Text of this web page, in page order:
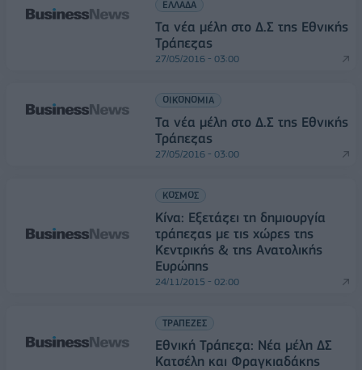
ΕΛΛΑΔΑ
Τα νέα μέλη στο Δ.Σ της Εθνικής
Τράπεζας
27/05/2016 - 03:00
ΟΙΚΟΝΟΜΙΑ
Τα νέα μέλη στο Δ.Σ της Εθνικής
Τράπεζας
27/05/2016 - 03:00
ΚΟΣΜΟΣ
Κίνα: Εξετάζει τη δημιουργία
τράπεζας με τις χώρες της
Κεντρικής & της Ανατολικής
Ευρώπης
24/11/2015 - 02:00
ΤΡΑΠΕΖΕΣ
Εθνική Τράπεζα: Νέα μέλη ΔΣ
Κατσέλη και Φραγκιαδάκης